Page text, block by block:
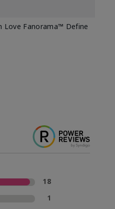
Love Fanorama™ Define
18
1